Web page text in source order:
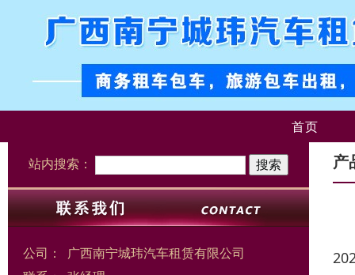
首页
站内搜索：
公司：
广西南宁城玮汽车租赁有限公司
产